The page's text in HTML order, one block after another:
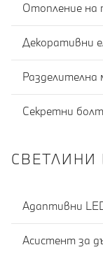
Отопление на
Декоративни
Разделителна
Секретни
Адаптивни
Асистент за